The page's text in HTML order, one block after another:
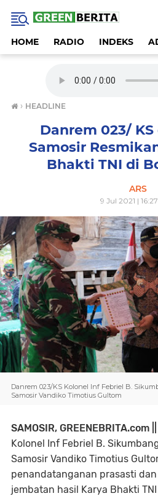
HOME RADIO INDEKS
› HEADLINE
Danrem 023/
Samosir
Bhakti TNI di
ARS
9 Jul 2021 |
Danrem 023/KS Kolonel Inf Febriel B.
Samosir Vandiko Timotius Gultom
SAMOSIR, GREENEBRITA.com ||
Kolonel Inf Febriel B.
Samosir Vandiko Timotius
penandatanganan prasasti
jembatan hasil Karya Bhakti